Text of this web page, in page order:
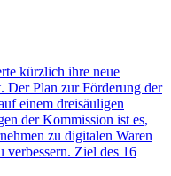
kürzlich ihre neue
Der Plan zur Förderung der
einem dreisäuligen
der Kommission ist es,
zu digitalen Waren
verbessern. Ziel des 16